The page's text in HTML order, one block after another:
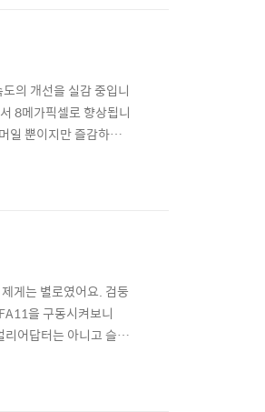
의 개선을 실감 중입니
8메가픽셀로 향상됩니
일 뿐이지만 즐감하세
게는 별로였어요. 검둥
을 구동시켜보니
어답터는 아니고 슬로
다. 세계적인 인기 테